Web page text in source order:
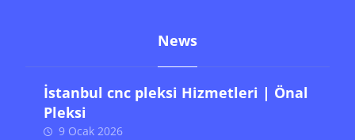
News
İstanbul cnc pleksi Hizmetleri | Önal
Pleksi
9 Ocak 2026